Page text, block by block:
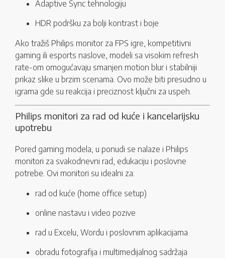
Adaptive Sync tehnologiju
HDR podršku za bolji kontrast i boje
Ako tražiš Philips monitor za FPS igre, kompetitivni
gaming ili esports naslove, modeli sa visokim refresh
rate-om omogućavaju smanjen motion blur i stabilniji
prikaz slike u brzim scenama. Ovo može biti presudno u
igrama gde su reakcija i preciznost ključni za uspeh.
Philips monitori za rad od kuće i kancelarijsku
upotrebu
Pored gaming modela, u ponudi se nalaze i Philips
monitori za svakodnevni rad, edukaciju i poslovne
potrebe. Ovi monitori su idealni za:
rad od kuće (home office setup)
online nastavu i video pozive
rad u Excelu, Wordu i poslovnim aplikacijama
obradu fotografija i multimedijalnog sadržaja